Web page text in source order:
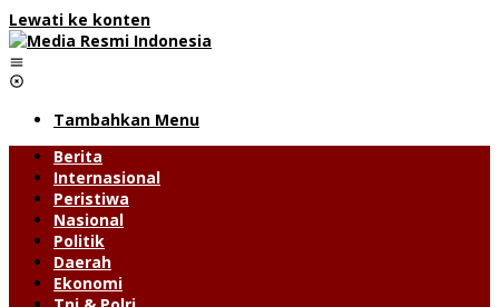
Lewati ke konten
Tambahkan Menu
Berita
Internasional
Peristiwa
Nasional
Politik
Daerah
Ekonomi